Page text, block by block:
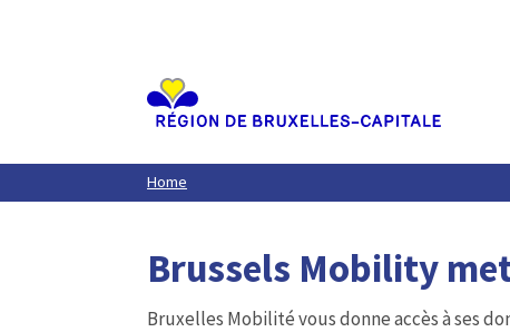
Home
Brussels Mobility
Bruxelles Mobilité vous donne accès à ses